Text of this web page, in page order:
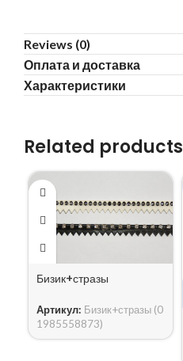
Reviews (0)
Оплата и доставка
Характеристики
Related products
Бизик+стразы
Артикул: Бизик+стразы (0
1985558873)